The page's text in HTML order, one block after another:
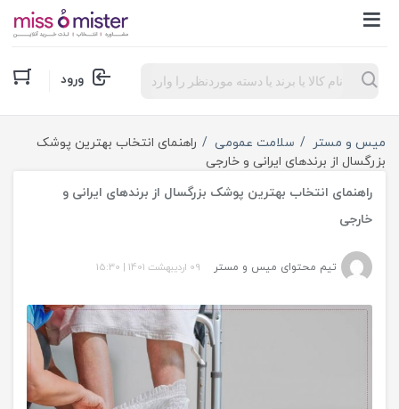
Products
search ورود
میس و مستر سلامت عمومی
راهنمای انتخاب بهترین پوشک
بزرگسال از برندهای ایرانی و خارجی
راهنمای انتخاب بهترین پوشک بزرگسال از برندهای ایرانی و
خارجی
تیم محتوای میس و مستر 09 اردیبهشت 1401 |
15:30